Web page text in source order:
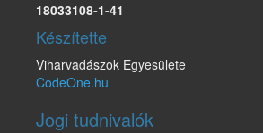
18033108-1-41
Készítette
Viharvadászok Egyesülete
CodeOne.hu
Jogi tudnivalók